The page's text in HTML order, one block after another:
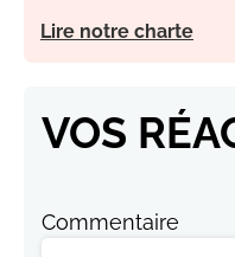
Lire notre charte
VOS
Commentaire